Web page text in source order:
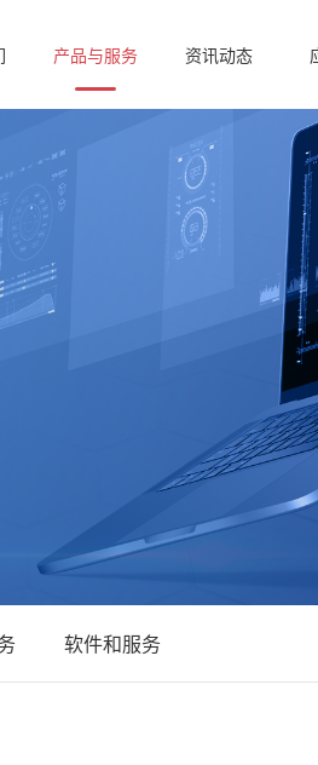
产品与服务 资讯动态
软件和服务